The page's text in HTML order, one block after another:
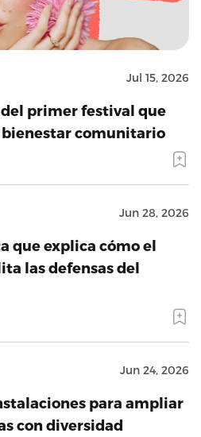
Jul 15, 2026
del primer festival que
bienestar comunitario
Jun 28, 2026
que explica cómo el
las defensas del
Jun 24, 2026
para ampliar
con diversidad